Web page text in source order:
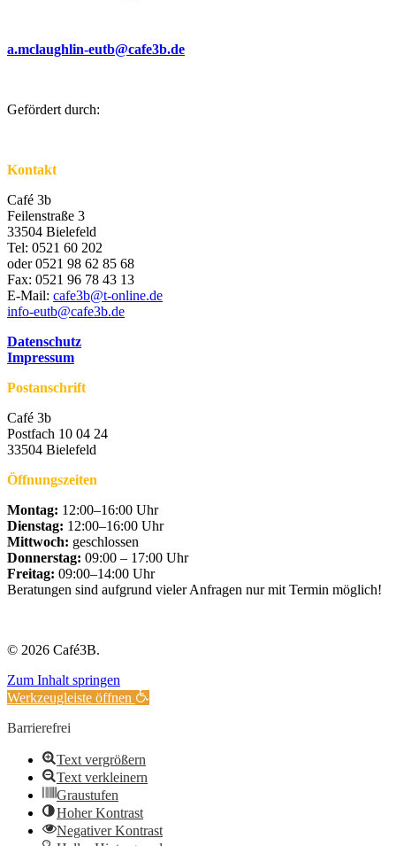
a.mclaughlin-eutb@cafe3b.de
Gefördert durch:
Kontakt
Café 3b
Feilenstraße 3
33504 Bielefeld
Tel: 0521 60 202
oder 0521 98 62 85 68
Fax: 0521 96 78 43 13
E-Mail: cafe3b@t-online.de
info-eutb@cafe3b.de
Datenschutz
Impressum
Postanschrift
Café 3b
Postfach 10 04 24
33504 Bielefeld
Öffnungszeiten
Montag: 12:00–16:00 Uhr
Dienstag: 12:00–16:00 Uhr
Mittwoch: geschlossen
Donnerstag: 09:00 – 17:00 Uhr
Freitag: 09:00–14:00 Uhr
Beratungen sind aufgrund vieler Anfragen nur mit Termin möglich!
© 2026 Café3B.
Zum Inhalt springen
Werkzeugleiste öffnen
Barrierefrei
Text vergrößern
Text verkleinern
Graustufen
Hoher Kontrast
Negativer Kontrast